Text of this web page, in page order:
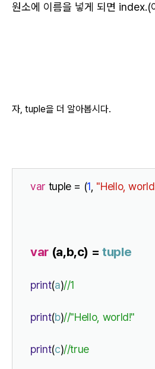
원소에 이름을 넣게 되면 index.(
자, tuple을 더 알아봅시다.
var tuple = (1 "Hello,
var (a,b,c) = tuple
print(a)//1
print(b)//"Hello, world!"
print(c)//true